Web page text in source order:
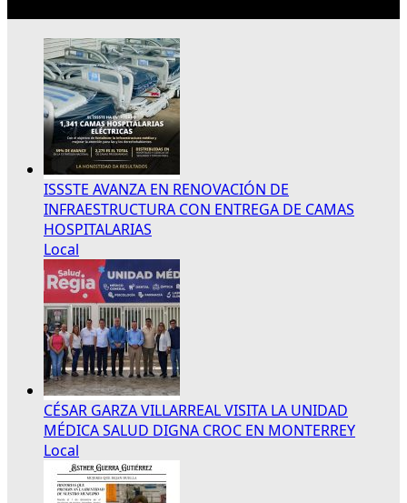
ISSSTE AVANZA EN RENOVACIÓN DE
INFRAESTRUCTURA CON ENTREGA DE CAMAS
HOSPITALARIAS
Local
CÉSAR GARZA VILLARREAL VISITA LA UNIDAD
MÉDICA SALUD DIGNA CROC EN MONTERREY
Local